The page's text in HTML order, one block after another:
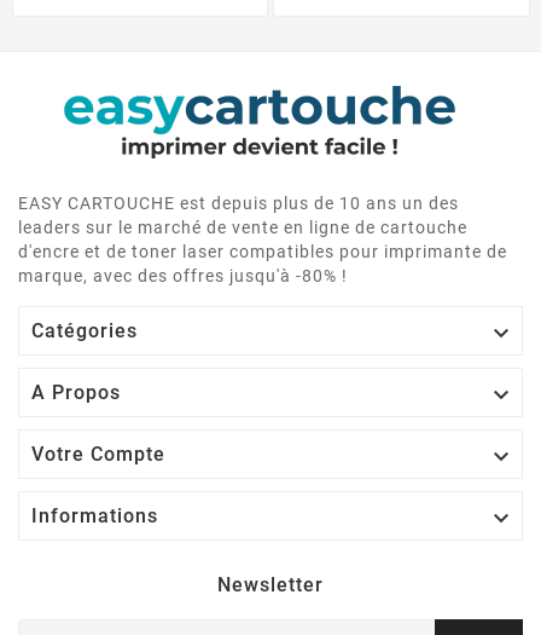
EASY CARTOUCHE est depuis plus de 10 ans un des
leaders sur le marché de vente en ligne de cartouche
d'encre et de toner laser compatibles pour imprimante de
marque, avec des offres jusqu'à -80% !
Catégories 
A Propos 
Votre Compte 
Informations 
Newsletter